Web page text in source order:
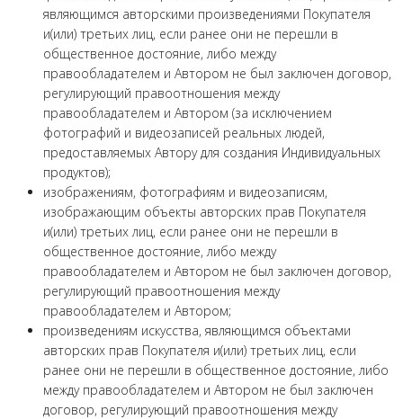
являющимся авторскими произведениями Покупателя
и(или) третьих лиц, если ранее они не перешли в
общественное достояние, либо между
правообладателем и Автором не был заключен договор,
регулирующий правоотношения между
правообладателем и Автором (за исключением
фотографий и видеозаписей реальных людей,
предоставляемых Автору для создания Индивидуальных
продуктов);
изображениям, фотографиям и видеозаписям,
изображающим объекты авторских прав Покупателя
и(или) третьих лиц, если ранее они не перешли в
общественное достояние, либо между
правообладателем и Автором не был заключен договор,
регулирующий правоотношения между
правообладателем и Автором;
произведениям искусства, являющимся объектами
авторских прав Покупателя и(или) третьих лиц, если
ранее они не перешли в общественное достояние, либо
между правообладателем и Автором не был заключен
договор, регулирующий правоотношения между